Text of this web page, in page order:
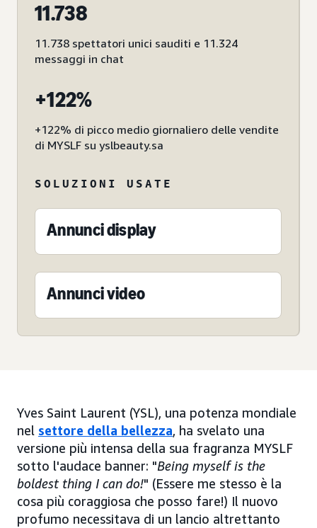
11.738
11.738 spettatori unici sauditi e 11.324
messaggi in chat
+122%
+122% di picco medio giornaliero delle vendite
di MYSLF su yslbeauty.sa
SOLUZIONI USATE
Annunci display
Annunci video
Yves Saint Laurent (YSL), una potenza mondiale
nel settore della bellezza, ha svelato una
versione più intensa della sua fragranza MYSLF
sotto l'audace banner: "Being myself is the
boldest thing I can do!" (Essere me stesso è la
cosa più coraggiosa che posso fare!) Il nuovo
profumo necessitava di un lancio altrettanto